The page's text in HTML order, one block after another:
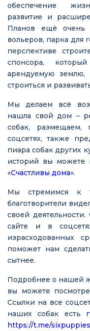
обеспечение
развитие и
Планов ещё очень
вольеров, парка для
перспективе
спонсора,
арендуемую
строиться и
Мы делаем всё
нашла свой дом –
собак,
соцсетях, также
пиара собак других
историй вы можете
«Счастливы дома».
Мы стремимся к
благотворители
своей
сайте и в
израсходованных
поможет нам
сытнее.
Подробнее о нашей
вы можете
Ссылки на все
наших собак есть
https://t.me/sixpuppies